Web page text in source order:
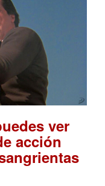
ver
acción